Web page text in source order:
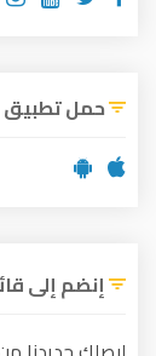
حمل تطبيق
إنضم إلى